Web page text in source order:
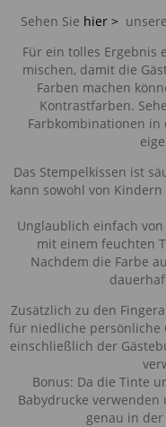
Sehen Sie hier >
Für ein tolles Ergebnis
mischen, damit die
Farben machen
Kontrastfarben.
Farbkombinationen in
Das Stempelkissen ist
kann sowohl von
Unglaublich einfach
mit einem feuchten
Nachdem die Farbe
Zusätzlich zu den
für niedliche persönliche
einschließlich der
Bonus: Da die Tinte
Babydrucke
genau in der